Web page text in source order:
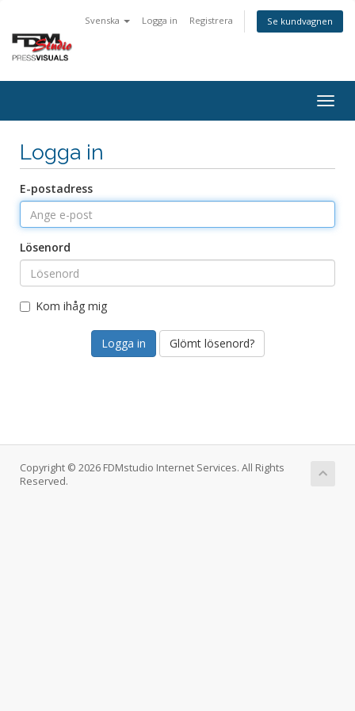
Svenska Logga in Registrera Se kundvagnen
Logga in
E-postadress
Lösenord
Kom ihåg mig
Glömt lösenord?
Copyright © 2026 FDMstudio Internet Services. All Rights
Reserved.